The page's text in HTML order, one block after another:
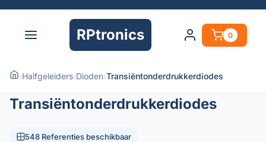
RPtronics 0
›Halfgeleiders›Dioden›Transiëntonderdrukkerdiodes
Transiëntonderdrukkerdiodes
548 Referenties beschikbaar